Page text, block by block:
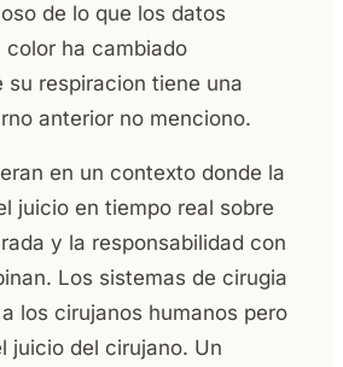
de lo que los datos
color ha cambiado
su respiracion tiene una
anterior no menciono.
en un contexto donde la
juicio en tiempo real sobre
y la responsabilidad con
Los sistemas de cirugia
los cirujanos humanos pero
juicio del cirujano. Un